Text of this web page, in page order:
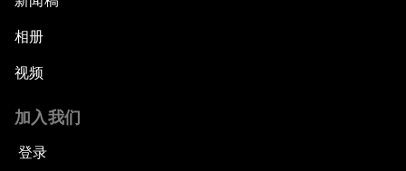
相册
视频
加入我们
登录